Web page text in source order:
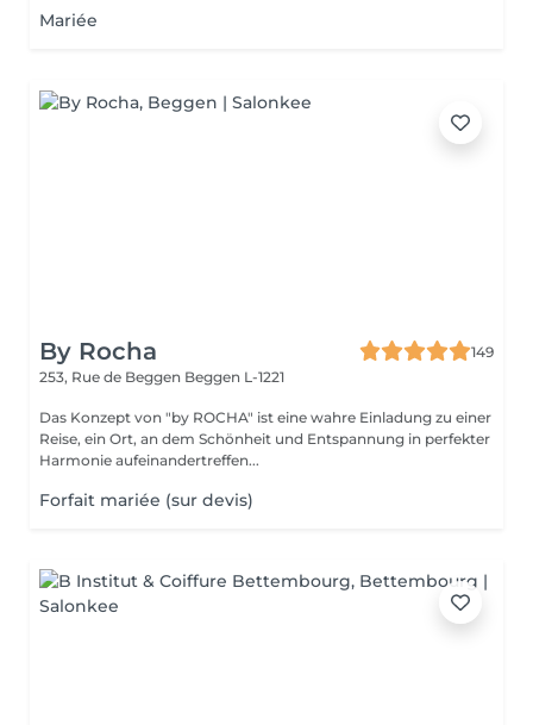
Mariée
By Rocha
149
253, Rue de Beggen Beggen L-1221
Das Konzept von "by ROCHA" ist eine wahre Einladung zu einer
Reise, ein Ort, an dem Schönheit und Entspannung in perfekter
Harmonie aufeinandertreffen...
Forfait mariée (sur devis)